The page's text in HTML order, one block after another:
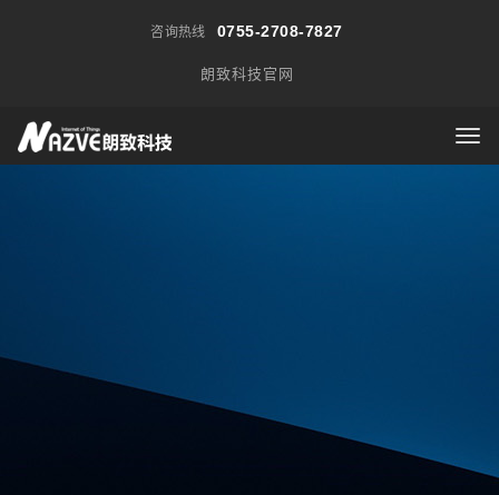
咨询热线 0755-2708-7827
朗致科技官网